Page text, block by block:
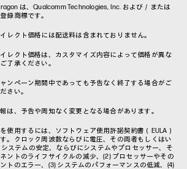
は、Qualcomm Technologies, Inc. および／または
録商標です。
レクト価格には配送料は含まれておりません。
レクト価格は、カスタマイズ内容によって価格が異な
了承ください。
ンペーン期間中であっても予告なく終了する場合がご
さい。
は、予告や周知なく変更となる場合があります。
使用するには、ソフトウェア使用許諾契約書（EULA）
。クロック周波数ならびに電圧、その両者もしくはい
ステムの安定、ならびにシステムやプロセッサー、そ
ントのライフサイクルの減少、(2) プロセッサーやその
トのエラー、(3) システムのパフォーマンスの低減、(4)